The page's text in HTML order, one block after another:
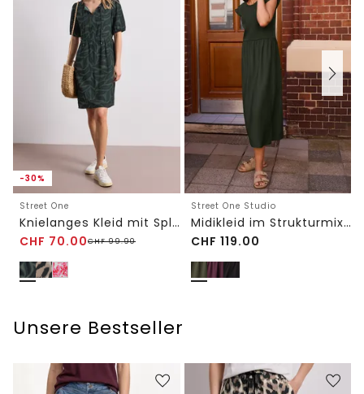
-30%
Street One
Knielanges Kleid mit Split Neck und Print
CHF 70.00CHF99.90
Street One Studio
Midikleid im Strukturmix mit Rundhals
CHF 119.00
Unsere Bestseller